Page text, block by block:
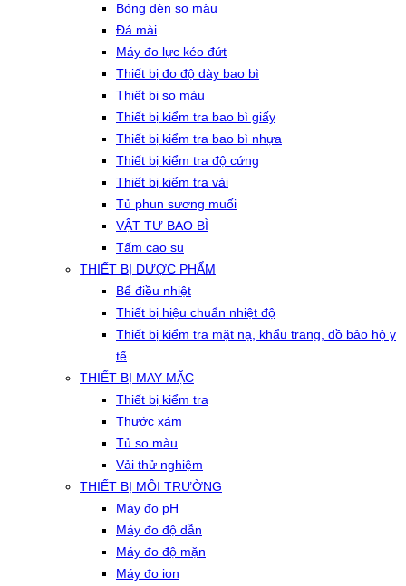
Bóng đèn so màu
Đá mài
Máy đo lực kéo đứt
Thiết bị đo độ dày bao bì
Thiết bị so màu
Thiết bị kiểm tra bao bì giấy
Thiết bị kiểm tra bao bì nhựa
Thiết bị kiểm tra độ cứng
Thiết bị kiểm tra vải
Tủ phun sương muối
VẬT TƯ BAO BÌ
Tấm cao su
THIẾT BỊ DƯỢC PHẨM
Bể điều nhiệt
Thiết bị hiệu chuẩn nhiệt độ
Thiết bị kiểm tra mặt nạ, khẩu trang, đồ bảo hộ y
tế
THIẾT BỊ MAY MẶC
Thiết bị kiểm tra
Thước xám
Tủ so màu
Vải thử nghiệm
THIẾT BỊ MÔI TRƯỜNG
Máy đo pH
Máy đo độ dẫn
Máy đo độ mặn
Máy đo ion